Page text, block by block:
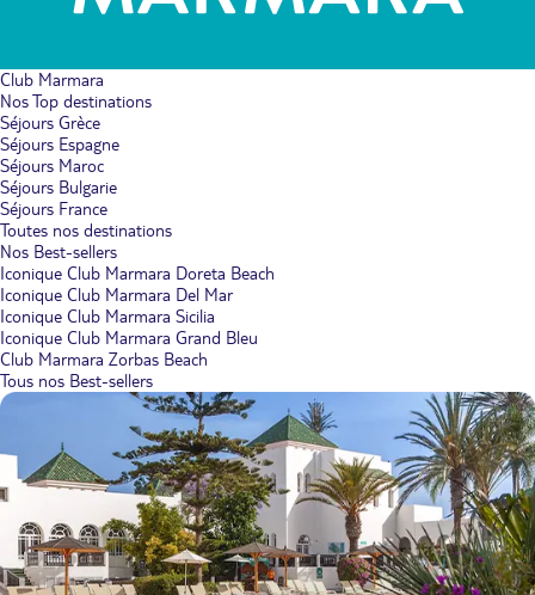
Club Marmara
Nos Top destinations
Séjours Grèce
Séjours Espagne
Séjours Maroc
Séjours Bulgarie
Séjours France
Toutes nos destinations
Nos Best-sellers
Iconique Club Marmara Doreta Beach
Iconique Club Marmara Del Mar
Iconique Club Marmara Sicilia
Iconique Club Marmara Grand Bleu
Club Marmara Zorbas Beach
Tous nos Best-sellers